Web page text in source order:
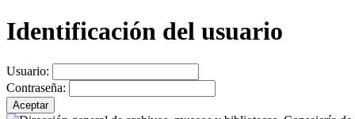
Identificación del usuario
Usuario:
Contraseña: